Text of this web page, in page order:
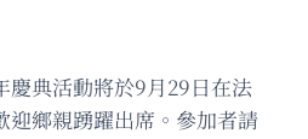
慶典活動將於9月29日在法
鄉親踴躍出席。參加者請